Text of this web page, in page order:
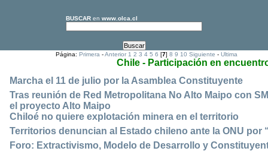
BUSCAR en www.olca.cl
Página:Primera -Anterior 1 2 3 4 5 6 [7]8 9 10 Siguiente -Ultima
Chile - Participación en
Marcha el 11 de julio por la Asamblea Constituyente
Tras reunión de Red Metropolitana No Alto Maipo con
el proyecto Alto Maipo
Chiloé no quiere explotación minera en el territorio
Territorios denuncian al Estado chileno ante la ONU por
Foro: Extractivismo, Modelo de Desarrollo y